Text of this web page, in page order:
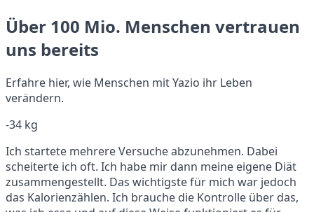
Über 100 Mio. Menschen vertrauen
uns bereits
Erfahre hier, wie Menschen mit Yazio ihr Leben
verändern.
-34 kg
Ich startete mehrere Versuche abzunehmen. Dabei
scheiterte ich oft. Ich habe mir dann meine eigene Diät
zusammengestellt. Das wichtigste für mich war jedoch
das Kalorienzählen. Ich brauche die Kontrolle über das,